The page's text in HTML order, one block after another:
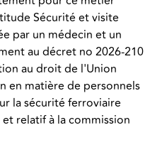
Sécurité et visite
par un médecin et un
au décret no 2026-210
au droit de l'Union
en matière de personnels
la sécurité ferroviaire
relatif à la commission